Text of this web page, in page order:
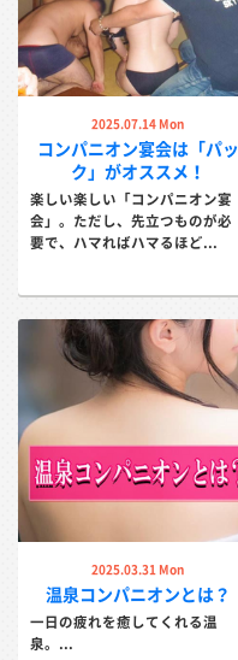
2025.07.14 Mon
コンパニオン宴会は「パッ
ク」がオススメ！
楽しい楽しい「コンパニオン宴
会」。ただし、先立つものが必
要で、ハマればハマるほど...
2025.03.31 Mon
温泉コンパニオンとは？
一日の疲れを癒してくれる温
泉。...